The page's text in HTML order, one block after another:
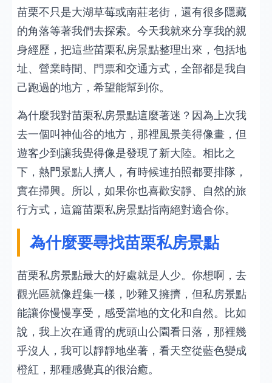
苗栗不只是大湖草莓或南莊老街，還有很多隱藏
的角落等著我們去探索。今天我就來分享我的親
身經歷，把這些苗栗私房景點整理出來，包括地
址、營業時間、門票和交通方式，全部都是我自
己跑過的地方，希望能幫到你。
為什麼我對苗栗私房景點這麼著迷？因為上次我
去一個叫神仙谷的地方，那裡風景美得像畫，但
遊客少到讓我覺得像是發現了新大陸。相比之
下，熱門景點人擠人，有時候連拍照都要排隊，
實在掃興。所以，如果你也喜歡安靜、自然的旅
行方式，這篇苗栗私房景點指南絕對適合你。
為什麼要尋找苗栗私房景點
苗栗私房景點最大的好處就是人少。你想啊，去
觀光區就像趕集一樣，吵雜又擁擠，但私房景點
能讓你慢慢享受，感受當地的文化和自然。比如
說，我上次在通霄的虎頭山公園看日落，那裡幾
乎沒人，我可以靜靜地坐著，看天空從藍色變成
橙紅，那種感覺真的很治癒。